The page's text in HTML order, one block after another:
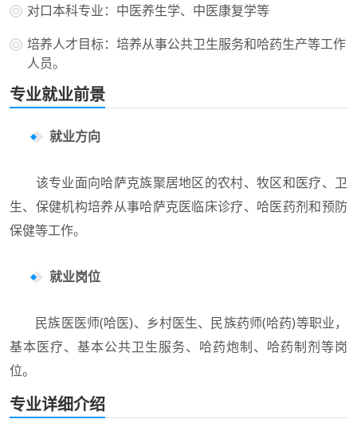
对口本科专业：中医养生学、中医康复学等
培养人才目标：培养从事公共卫生服务和哈药生产等工作
人员。
专业就业前景
就业方向
该专业面向哈萨克族聚居地区的农村、牧区和医疗、卫
生、保健机构培养从事哈萨克医临床诊疗、哈医药剂和预防
保健等工作。
就业岗位
民族医医师(哈医)、乡村医生、民族药师(哈药)等职业，
基本医疗、基本公共卫生服务、哈药炮制、哈药制剂等岗
位。
专业详细介绍